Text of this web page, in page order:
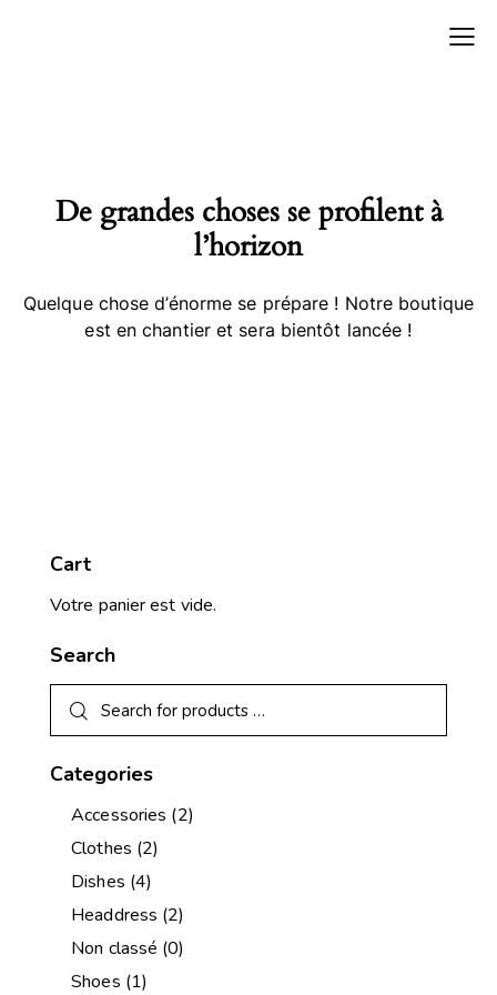
De grandes choses se profilent à
l’horizon
Quelque chose d’énorme se prépare ! Notre boutique
est en chantier et sera bientôt lancée !
Cart
Votre panier est vide.
Search
Categories
Accessories (2)
Clothes (2)
Dishes (4)
Headdress (2)
Non classé (0)
Shoes (1)